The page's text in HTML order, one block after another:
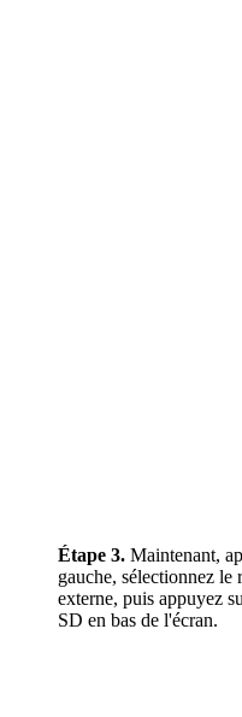
Étape 3. Maintenant,
gauche, sélectionnez le
externe, puis appuyez
SD en bas de l'écran.